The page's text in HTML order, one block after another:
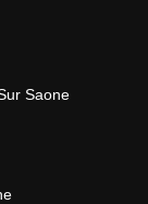
Saone